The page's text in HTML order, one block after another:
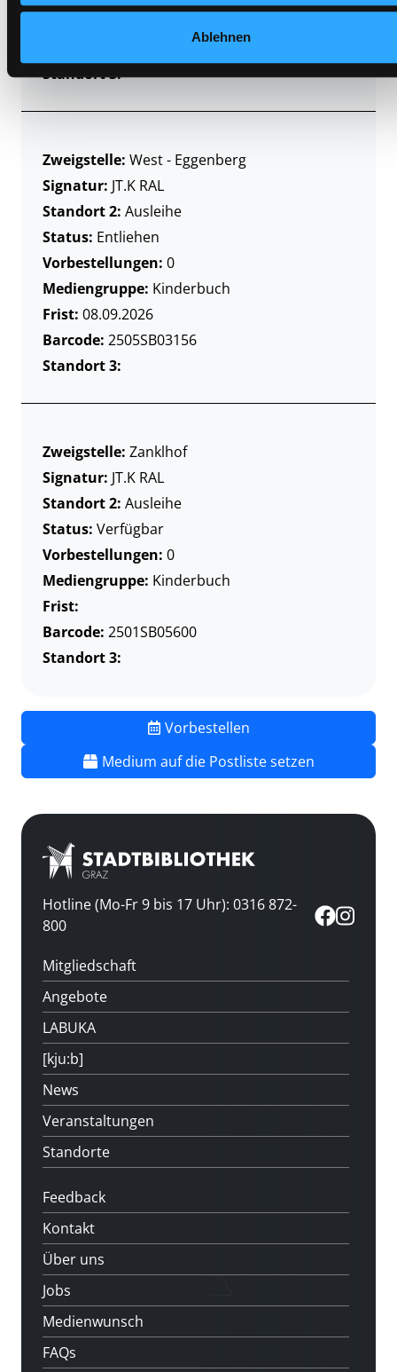
Ablehnen
2507SB04386
Standort 3:
Zweigstelle: West - Eggenberg
Signatur: JT.K RAL
Standort 2: Ausleihe
Status: Entliehen
Vorbestellungen: 0
Mediengruppe: Kinderbuch
Frist: 08.09.2026
Barcode: 2505SB03156
Standort 3:
Zweigstelle: Zanklhof
Signatur: JT.K RAL
Standort 2: Ausleihe
Status: Verfügbar
Vorbestellungen: 0
Mediengruppe: Kinderbuch
Frist:
Barcode: 2501SB05600
Standort 3:
Vorbestellen
Medium auf die Postliste setzen
Hotline (Mo-Fr 9 bis 17 Uhr): 0316 872-
800
Mitgliedschaft
Angebote
LABUKA
[kju:b]
News
Veranstaltungen
Standorte
Feedback
Kontakt
Über uns
Jobs
Medienwunsch
FAQs